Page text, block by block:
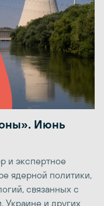
Июнь
и экспертное
ядерной политики,
связанных с
Украине и других